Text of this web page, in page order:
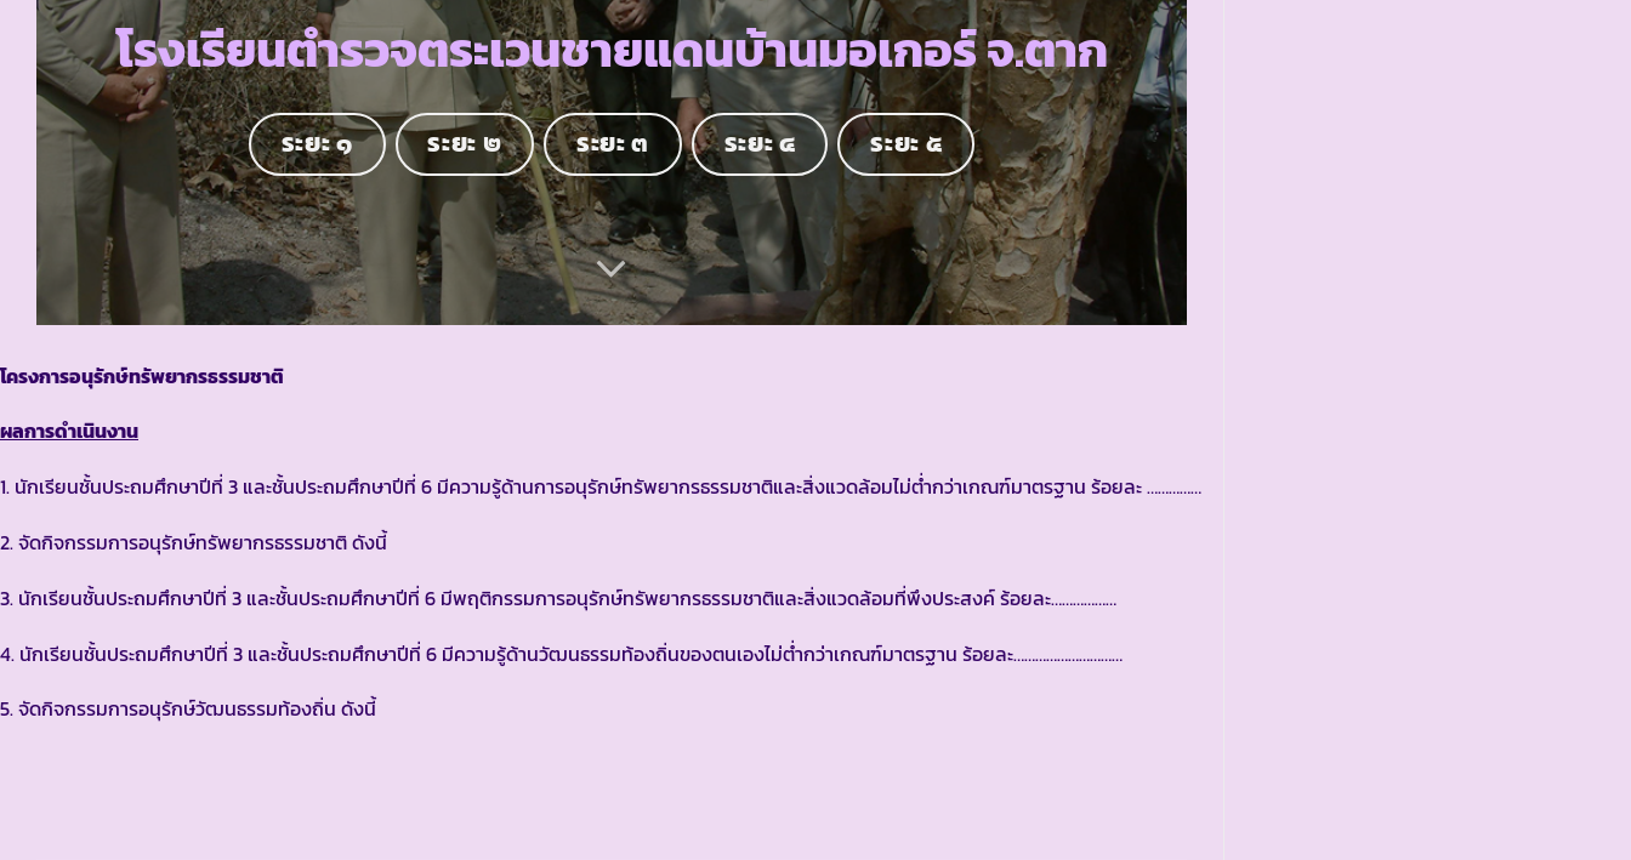
โรงเรียนตำรวจตระเวนชายแดนบ้านมอเกอร์ จ.ตาก
ระยะ ๑ ระยะ ๒ ระยะ ๓ ระยะ ๔ ระยะ ๕
โครงการอนุรักษ์ทรัพยากรธรรมชาติ
ผลการดำเนินงาน
1. นักเรียนชั้นประถมศึกษาปีที่ 3 และชั้นประถมศึกษาปีที่ 6 มีความรู้ด้านการอนุรักษ์ทรัพยากรธรรมชาติและสิ่งแวดล้อมไม่ต่ำกว่าเกณฑ์มาตรฐาน ร้อยละ ……………
2. จัดกิจกรรมการอนุรักษ์ทรัพยากรธรรมชาติ ดังนี้
3. นักเรียนชั้นประถมศึกษาปีที่ 3 และชั้นประถมศึกษาปีที่ 6 มีพฤติกรรมการอนุรักษ์ทรัพยากรธรรมชาติและสิ่งแวดล้อมที่พึงประสงค์ ร้อยละ………………
4. นักเรียนชั้นประถมศึกษาปีที่ 3 และชั้นประถมศึกษาปีที่ 6 มีความรู้ด้านวัฒนธรรมท้องถิ่นของตนเองไม่ต่ำกว่าเกณฑ์มาตรฐาน ร้อยละ…………………………
5. จัดกิจกรรมการอนุรักษ์วัฒนธรรมท้องถิ่น ดังนี้